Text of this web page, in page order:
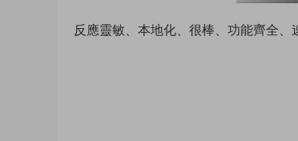
反應靈敏、本地化、很棒、功能齊全